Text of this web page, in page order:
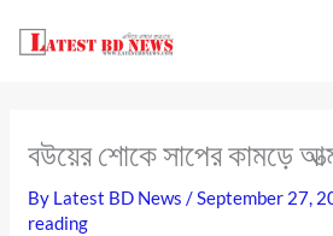
বউয়ের শোকে সাপের কামড়ে
By Latest BD News/September 27,
reading